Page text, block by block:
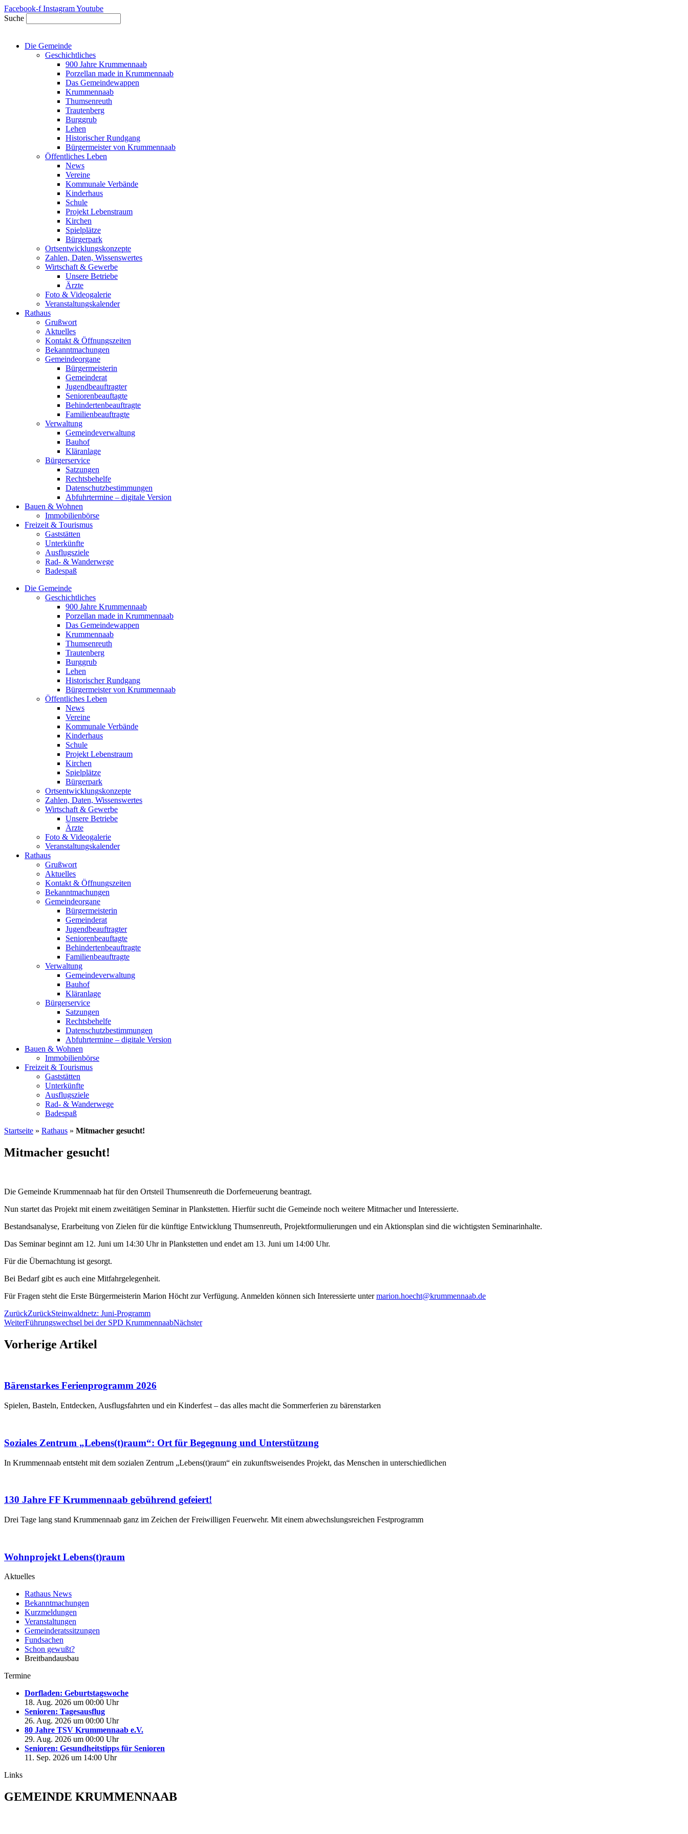
Zum
Inhalt
springen
Facebook-f InstagramYoutube
Suche
Die Gemeinde
Geschichtliches
900 Jahre Krummennaab
Porzellan made in Krummennaab
Das Gemeindewappen
Krummennaab
Thumsenreuth
Trautenberg
Burggrub
Lehen
Historischer Rundgang
Bürgermeister von Krummennaab
Öffentliches Leben
News
Vereine
Kommunale Verbände
Kinderhaus
Schule
Projekt Lebenstraum
Kirchen
Spielplätze
Bürgerpark
Ortsentwicklungskonzepte
Zahlen, Daten, Wissenswertes
Wirtschaft & Gewerbe
Unsere Betriebe
Ärzte
Foto & Videogalerie
Veranstaltungskalender
Rathaus
Grußwort
Aktuelles
Kontakt & Öffnungszeiten
Bekanntmachungen
Gemeindeorgane
Bürgermeisterin
Gemeinderat
Jugendbeauftragter
Seniorenbeauftagte
Behindertenbeauftragte
Familienbeauftragte
Verwaltung
Gemeindeverwaltung
Bauhof
Kläranlage
Bürgerservice
Satzungen
Rechtsbehelfe
Datenschutzbestimmungen
Abfuhrtermine – digitale Version
Bauen & Wohnen
Immobilienbörse
Freizeit & Tourismus
Gaststätten
Unterkünfte
Ausflugsziele
Rad- & Wanderwege
Badespaß
Die Gemeinde
Geschichtliches
900 Jahre Krummennaab
Porzellan made in Krummennaab
Das Gemeindewappen
Krummennaab
Thumsenreuth
Trautenberg
Burggrub
Lehen
Historischer Rundgang
Bürgermeister von Krummennaab
Öffentliches Leben
News
Vereine
Kommunale Verbände
Kinderhaus
Schule
Projekt Lebenstraum
Kirchen
Spielplätze
Bürgerpark
Ortsentwicklungskonzepte
Zahlen, Daten, Wissenswertes
Wirtschaft & Gewerbe
Unsere Betriebe
Ärzte
Foto & Videogalerie
Veranstaltungskalender
Rathaus
Grußwort
Aktuelles
Kontakt & Öffnungszeiten
Bekanntmachungen
Gemeindeorgane
Bürgermeisterin
Gemeinderat
Jugendbeauftragter
Seniorenbeauftagte
Behindertenbeauftragte
Familienbeauftragte
Verwaltung
Gemeindeverwaltung
Bauhof
Kläranlage
Bürgerservice
Satzungen
Rechtsbehelfe
Datenschutzbestimmungen
Abfuhrtermine – digitale Version
Bauen & Wohnen
Immobilienbörse
Freizeit & Tourismus
Gaststätten
Unterkünfte
Ausflugsziele
Rad- & Wanderwege
Badespaß
Startseite » Rathaus » Mitmacher gesucht!
Mitmacher gesucht!
Die Gemeinde Krummennaab hat für den Ortsteil Thumsenreuth die Dorferneuerung beantragt.
Nun startet das Projekt mit einem zweitätigen Seminar in Plankstetten. Hierfür sucht die Gemeinde noch weitere Mitmacher und Interessierte.
Bestandsanalyse, Erarbeitung von Zielen für die künftige Entwicklung Thumsenreuth, Projektformulierungen und ein Aktionsplan sind die wichtigsten Seminarinhalte.
Das Seminar beginnt am 12. Juni um 14:30 Uhr in Plankstetten und endet am 13. Juni um 14:00 Uhr.
Für die Übernachtung ist gesorgt.
Bei Bedarf gibt es auch eine Mitfahrgelegenheit.
Für Fragen steht die Erste Bürgermeisterin Marion Höcht zur Verfügung. Anmelden können sich Interessierte untermarion.hoecht@krummennaab.de
ZurückZurückSteinwaldnetz: Juni-Programm
WeiterFührungswechsel bei der SPD KrummennaabNächster
Vorherige Artikel
Bärenstarkes Ferienprogramm 2026
Spielen, Basteln, Entdecken, Ausflugsfahrten und ein Kinderfest – das alles macht die Sommerferien zu bärenstarken
Soziales Zentrum „Lebens(t)raum“: Ort für Begegnung und Unterstützung
In Krummennaab entsteht mit dem sozialen Zentrum „Lebens(t)raum“ ein zukunftsweisendes Projekt, das Menschen in unterschiedlichen
130 Jahre FF Krummennaab gebührend gefeiert!
Drei Tage lang stand Krummennaab ganz im Zeichen der Freiwilligen Feuerwehr. Mit einem abwechslungsreichen Festprogramm
Wohnprojekt Lebens(t)raum
Aktuelles
Rathaus News
Bekanntmachungen
Kurzmeldungen
Veranstaltungen
Gemeinderatssitzungen
Fundsachen
Schon gewußt?
Breitbandausbau
Termine
Dorfladen: Geburtstagswoche
18. Aug. 2026 um 00:00 Uhr
Senioren: Tagesausflug
26. Aug. 2026 um 00:00 Uhr
80 Jahre TSV Krummennaab e.V.
29. Aug. 2026 um 00:00 Uhr
Senioren: Gesundheitstipps für Senioren
11. Sep. 2026 um 14:00 Uhr
Links
GEMEINDE KRUMMENNAAB